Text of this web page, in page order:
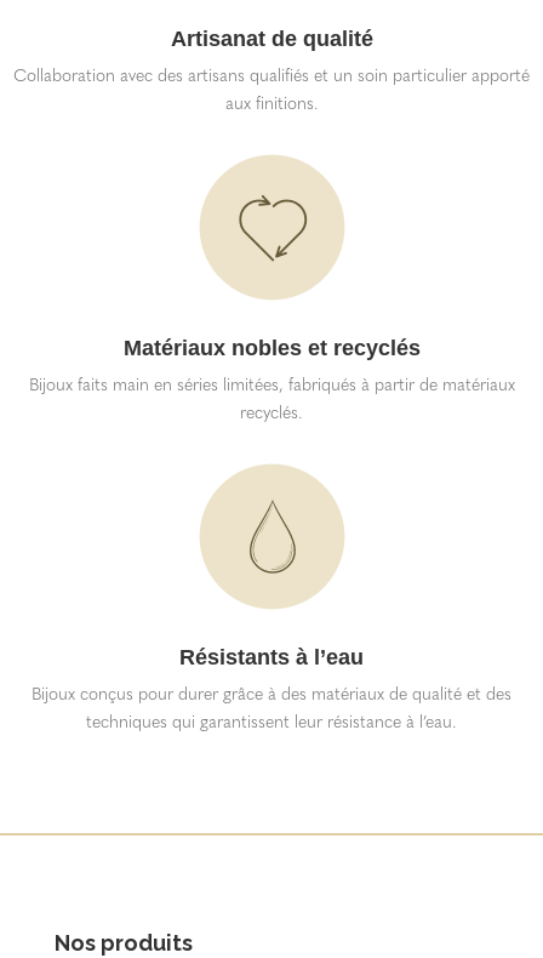
Artisanat de qualité
Collaboration avec des artisans qualifiés et un soin particulier apporté
aux finitions.
Matériaux nobles et recyclés
Bijoux faits main en séries limitées, fabriqués à partir de matériaux
recyclés.
Résistants à l’eau
Bijoux conçus pour durer grâce à des matériaux de qualité et des
techniques qui garantissent leur résistance à l’eau.
Nos produits